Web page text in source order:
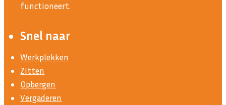
functioneert.
Snel naar
Werkplekken
Zitten
Opbergen
Vergaderen